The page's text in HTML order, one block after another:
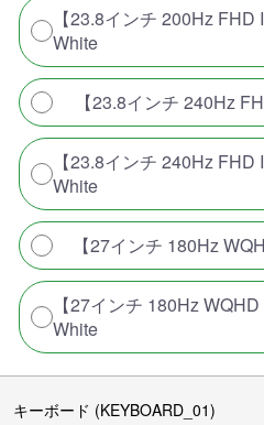
【23.8インチ 200Hz
White
【23.8インチ 240Hz
【23.8インチ 240Hz
White
【27インチ 180Hz
【27インチ 180Hz
White
キーボード (KEYBOARD_01)